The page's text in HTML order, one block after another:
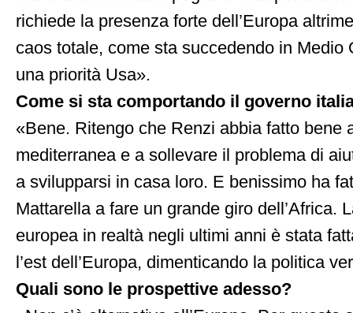
richiede la presenza forte dell’Europa
caos totale, come sta succedendo in Medio
una priorità Usa».
Come si sta comportando il governo
«Bene. Ritengo che Renzi abbia fatto bene
mediterranea e a sollevare il problema di
a svilupparsi in casa loro. E benissimo ha
Mattarella a fare un grande giro dell’Africa.
europea in realtà negli ultimi anni è stata
l’est dell’Europa, dimenticando la politica
Quali sono le prospettive adesso?